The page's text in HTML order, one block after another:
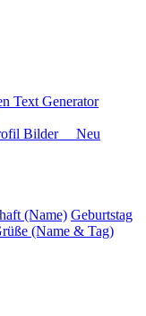
Text Generator
Bilder Neu
(Name) Geburtstag
(Name & Tag)